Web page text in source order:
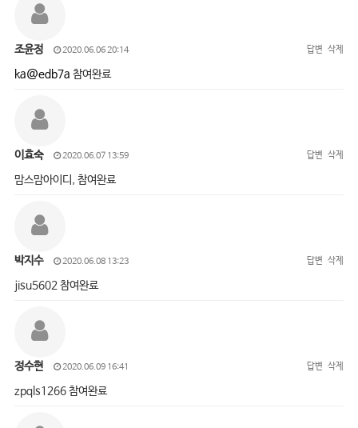
조윤정 2020.06.06 20:14 답변 삭제
ka@edb7a 참여완료
이효숙 2020.06.07 13:59 답변 삭제
맘스맘아이디, 참여완료
박지수 2020.06.08 13:23 답변 삭제
jisu5602 참여완료
정수현 2020.06.09 16:41 답변 삭제
zpqls1266 참여완료